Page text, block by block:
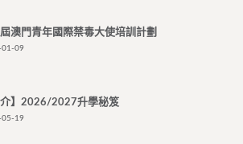
澳門青年國際禁毒大使培訓計劃
09
介】2026/2027升學秘笈
19